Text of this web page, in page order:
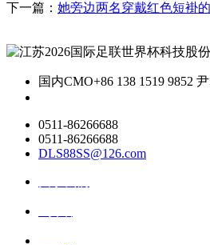
下一篇： 她旁边两名穿戴红色短褂
国内CMO+86 138 1519 9852
0511-86266688
0511-86266688
DLS88SS@126.com